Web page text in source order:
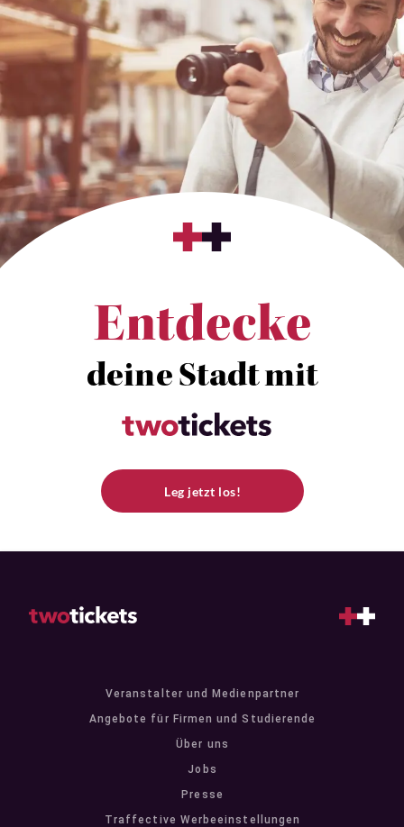
Entdecke
deine Stadt mit
Leg jetzt los!
Veranstalter und Medienpartner
Angebote für Firmen und Studierende
Über uns
Jobs
Presse
Traffective Werbeeinstellungen